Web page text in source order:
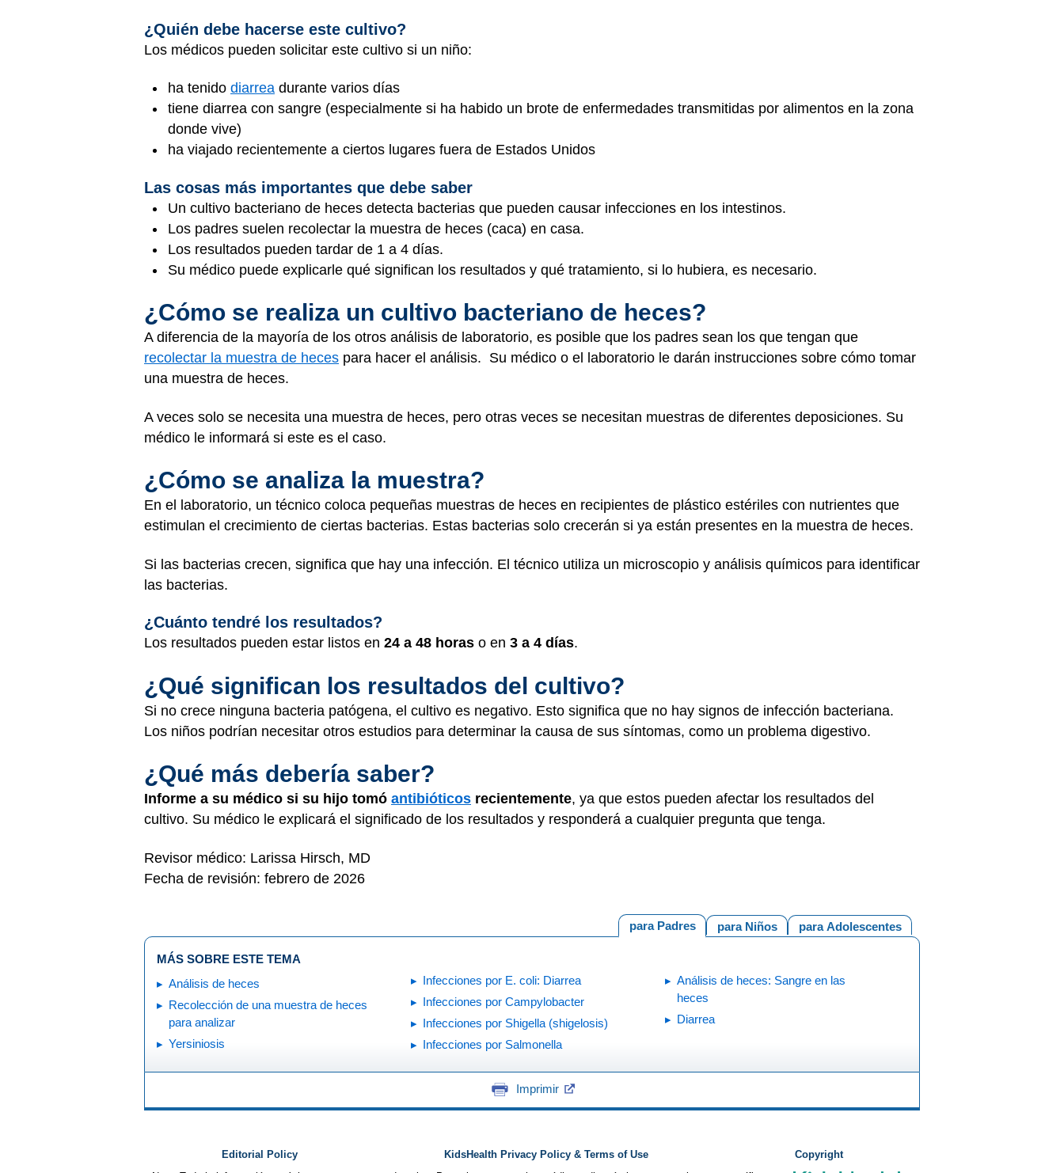
¿Quién debe hacerse este cultivo?
Los médicos pueden solicitar este cultivo si un niño:
ha tenido diarrea durante varios días
tiene diarrea con sangre (especialmente si ha habido un brote de enfermedades transmitidas por alimentos en la zona
donde vive)
ha viajado recientemente a ciertos lugares fuera de Estados Unidos
Las cosas más importantes que debe saber
Un cultivo bacteriano de heces detecta bacterias que pueden causar infecciones en los intestinos.
Los padres suelen recolectar la muestra de heces (caca) en casa.
Los resultados pueden tardar de 1 a 4 días.
Su médico puede explicarle qué significan los resultados y qué tratamiento, si lo hubiera, es necesario.
¿Cómo se realiza un cultivo bacteriano de heces?
A diferencia de la mayoría de los otros análisis de laboratorio, es posible que los padres sean los que tengan que
recolectar la muestra de heces para hacer el análisis. Su médico o el laboratorio le darán instrucciones sobre cómo tomar
una muestra de heces.
A veces solo se necesita una muestra de heces, pero otras veces se necesitan muestras de diferentes deposiciones. Su
médico le informará si este es el caso.
¿Cómo se analiza la muestra?
En el laboratorio, un técnico coloca pequeñas muestras de heces en recipientes de plástico estériles con nutrientes que
estimulan el crecimiento de ciertas bacterias. Estas bacterias solo crecerán si ya están presentes en la muestra de heces.
Si las bacterias crecen, significa que hay una infección. El técnico utiliza un microscopio y análisis químicos para identificar
las bacterias.
¿Cuánto tendré los resultados?
Los resultados pueden estar listos en 24 a 48 horas o en 3 a 4 días.
¿Qué significan los resultados del cultivo?
Si no crece ninguna bacteria patógena, el cultivo es negativo. Esto significa que no hay signos de infección bacteriana.
Los niños podrían necesitar otros estudios para determinar la causa de sus síntomas, como un problema digestivo.
¿Qué más debería saber?
Informe a su médico si su hijo tomó antibióticos recientemente, ya que estos pueden afectar los resultados del
cultivo. Su médico le explicará el significado de los resultados y responderá a cualquier pregunta que tenga.
Revisor médico: Larissa Hirsch, MD
Fecha de revisión: febrero de 2026
para Adolescentes
para Niños
para Padres
MÁS SOBRE ESTE TEMA
Análisis de heces
Recolección de una muestra de heces
para analizar
Yersiniosis
Infecciones por E. coli: Diarrea
Infecciones por Campylobacter
Infecciones por Shigella (shigelosis)
Infecciones por Salmonella
Análisis de heces: Sangre en las
heces
Diarrea
Imprimir
Editorial Policy KidsHealth Privacy Policy & Terms of Use
Copyright